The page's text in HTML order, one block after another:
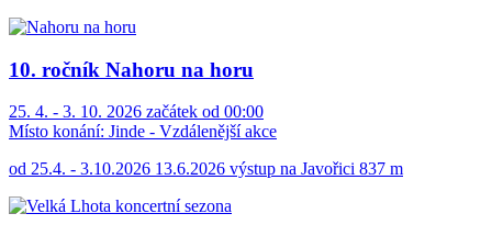
10. ročník Nahoru na horu
25. 4. - 3. 10. 2026 začátek od 00:00
Místo konání: Jinde - Vzdálenější akce
od 25.4. - 3.10.2026 13.6.2026 výstup na Javořici 837 m